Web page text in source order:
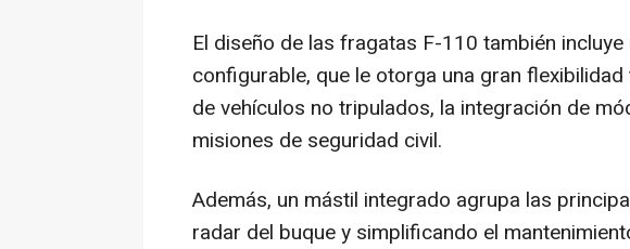
El diseño de las fragatas F-110 también
configurable, que le otorga una gran
de vehículos no tripulados, la integración de
misiones de seguridad civil.
Además, un mástil integrado agrupa las
radar del buque y simplificando el